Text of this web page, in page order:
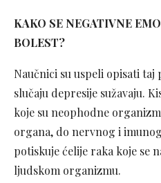
KAKO SE NEGATIVNE
BOLEST?
Naučnici su uspeli opisati taj
slučaju depresije sužavaju.
koje su neophodne
organa, do nervnog i
potiskuje ćelije raka koje se
ljudskom organizmu.